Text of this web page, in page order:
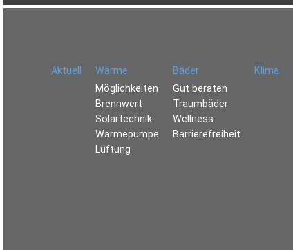
Aktuell
Wärme
Möglichkeiten
Brennwert
Solartechnik
Wärmepumpe
Lüftung
Bäder
Gut beraten
Traumbäder
Wellness
Barrierefreiheit
Klima